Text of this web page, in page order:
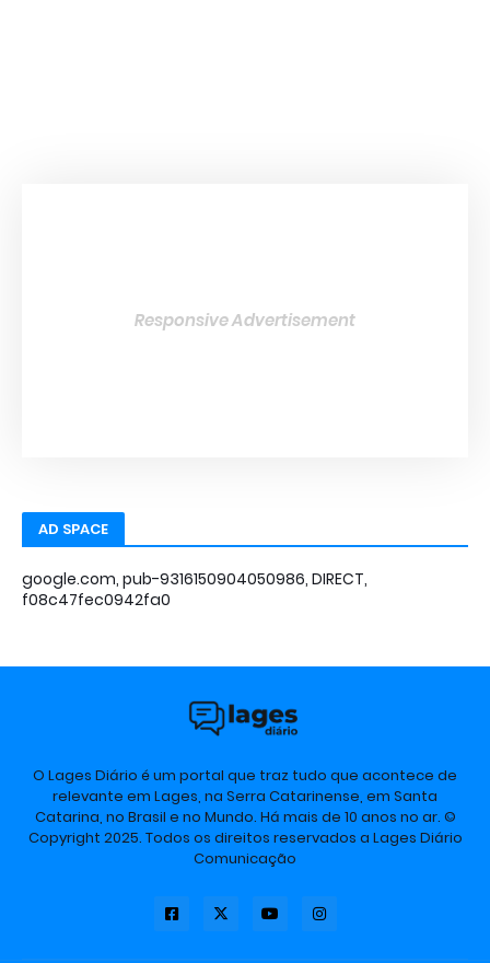
Responsive Advertisement
AD SPACE
google.com, pub-9316150904050986, DIRECT,
f08c47fec0942fa0
O Lages Diário é um portal que traz tudo que acontece de
relevante em Lages, na Serra Catarinense, em Santa
Catarina, no Brasil e no Mundo. Há mais de 10 anos no ar. ©
Copyright 2025. Todos os direitos reservados a Lages Diário
Comunicação